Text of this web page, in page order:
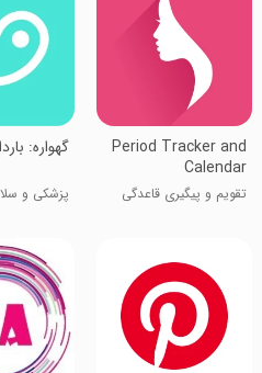
Period Tracker and
Calendar
تقویم و پیگیری قاعدگی
گهواره:
پزشکی و